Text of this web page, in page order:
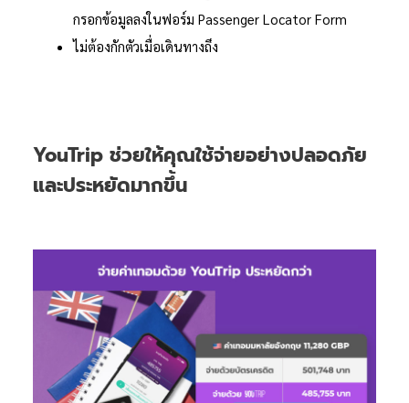
กรอกข้อมูลลงในฟอร์ม Passenger Locator Form
ไม่ต้องกักตัวเมื่อเดินทางถึง
YouTrip ช่วยให้คุณใช้จ่ายอย่างปลอดภัย
และประหยัดมากขึ้น